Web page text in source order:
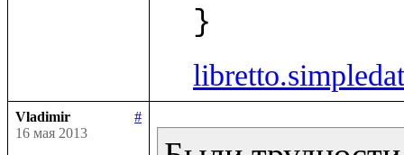
  }
Vladimir
#
16 мая 2013